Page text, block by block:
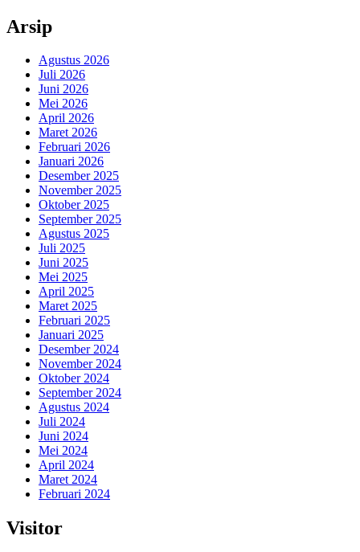
Arsip
Agustus 2026
Juli 2026
Juni 2026
Mei 2026
April 2026
Maret 2026
Februari 2026
Januari 2026
Desember 2025
November 2025
Oktober 2025
September 2025
Agustus 2025
Juli 2025
Juni 2025
Mei 2025
April 2025
Maret 2025
Februari 2025
Januari 2025
Desember 2024
November 2024
Oktober 2024
September 2024
Agustus 2024
Juli 2024
Juni 2024
Mei 2024
April 2024
Maret 2024
Februari 2024
Visitor